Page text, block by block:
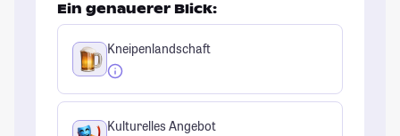
Ein genauerer Blick:
Kneipenlandschaft
Kulturelles Angebot